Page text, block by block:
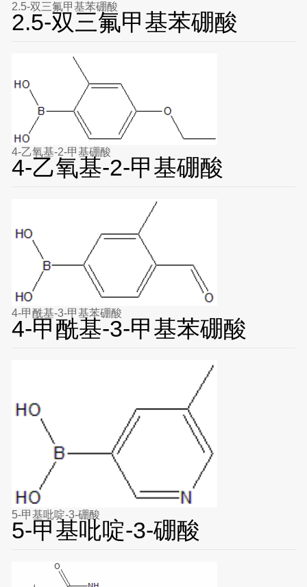
2.5-双三氟甲基苯硼酸
2.5-双三氟甲基苯硼酸
4-乙氧基-2-甲基硼酸
4-乙氧基-2-甲基硼酸
4-甲酰基-3-甲基苯硼酸
4-甲酰基-3-甲基苯硼酸
5-甲基吡啶-3-硼酸
5-甲基吡啶-3-硼酸